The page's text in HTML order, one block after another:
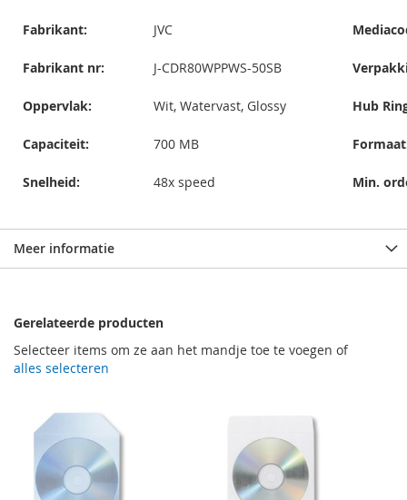
Fabrikant: JVC
Fabrikant nr: J-CDR80WPPWS-50SB
Oppervlak: Wit, Watervast, Glossy Hub
Capaciteit: 700 MB
Snelheid: 48x speed Min.
Meer informatie
Gerelateerde producten
Selecteer items om ze aan het mandje toe te voegen of
alles selecteren